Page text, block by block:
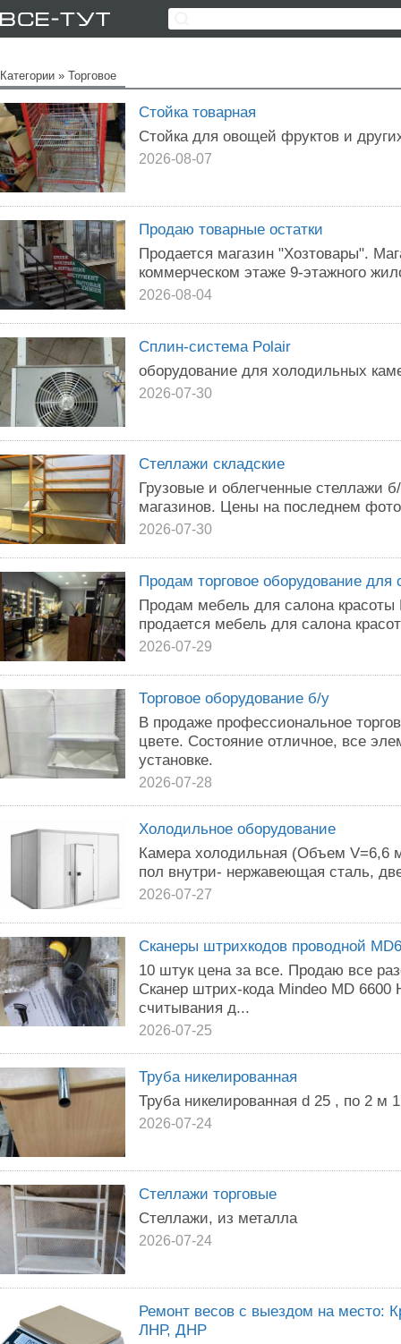
Категории » Торговое
Стойка товарная
Стойка для овощей фруктов и
2026-08-07
Продаю товарные остатки
Продается магазин "Хозтовары".
коммерческом этаже 9-этажного
2026-08-04
Сплин-система Polair
оборудование для холодильных
2026-07-30
Стеллажи складские
Грузовые и облегченные стеллажи
магазинов. Цены на последнем фото
2026-07-30
Продам торговое оборудование для
Продам мебель для салона красоты
продается мебель для салона
2026-07-29
Торговое оборудование б/у
B пpoдaжe пpoфессиональнoе
цвeтe. Состoяние oтличнoe, вce
установкe.
2026-07-28
Холодильное оборудование
Камера холодильная (Объем V=6,6
пол внутри- нержавеющая сталь,
2026-07-27
Сканеры штрихкодов проводной
10 штук цена за все. Продаю все
Сканер штрих-кода Mindeo MD 6600
считывания д...
2026-07-25
Труба никелированная
Труба никелированная d 25 , по 2 м
2026-07-24
Стеллажи торговые
Стеллажи, из металла
2026-07-24
Ремонт весов с выездом на место:
ЛНР, ДНР